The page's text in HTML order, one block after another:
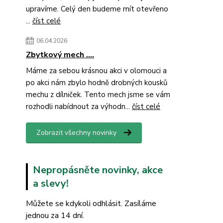
upravíme. Celý den budeme mít otevřeno
... číst celé
06.04.2026
Zbytkový mech ....
Máme za sebou krásnou akci v olomouci a
po akci nám zbylo hodně drobných kousků
mechu z dílniček. Tento mech jsme se vám
rozhodli nabídnout za výhodn... číst celé
Zobrazit všechny novinky
Nepropásněte novinky, akce
a slevy!
Můžete se kdykoli odhlásit. Zasíláme
jednou za 14 dní.